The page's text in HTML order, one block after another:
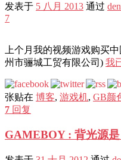
发表于 5 八月 2013 通过
7
上个月我的视频游戏购买
州市骊城工贸有限公司) 我
张贴在 博客, 游戏机, GB颜
7 回复
GAMEBOY : 背光源